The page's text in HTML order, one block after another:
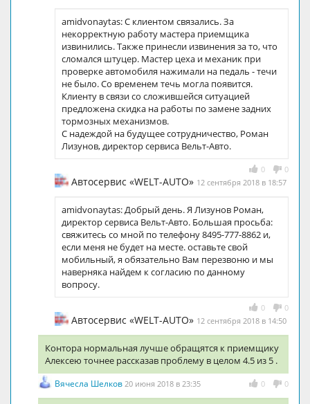
amidvonaytas: С клиентом связались. За
некорректную работу мастера приемщика
извинились. Также принесли извинения за то, что
сломался штуцер. Мастер цеха и механик при
проверке автомобиля нажимали на педаль - течи
не было. Со временем течь могла появится.
Клиенту в связи со сложившейся ситуацией
предложена скидка на работы по замене задних
тормозных механизмов.
С надеждой на будущее сотрудничество, Роман
Лизунов, директор сервиса Вельт-Авто.
0 0
Автосервис «WELT-AUTO» 12 сентября 2018 в 18:57
amidvonaytas: Добрый день. Я Лизунов Роман,
директор сервиса Вельт-Авто. Большая просьба:
свяжитесь со мной по телефону 8495-777-8862 и,
если меня не будет на месте. оставьте свой
мобильный, я обязательно Вам перезвоню и мы
наверняка найдем к согласию по данному
вопросу.
0 0
Автосервис «WELT-AUTO» 12 сентября 2018 в 14:50
Контора нормальная лучше обращятся к приемщику
Алексею точнее рассказав проблему в целом 4.5 из 5 .
0 0
Вячесла Шелков 20 июня 2018 в 23:35